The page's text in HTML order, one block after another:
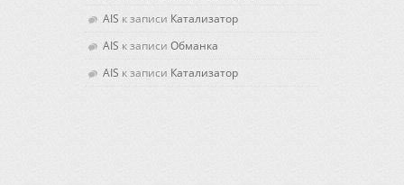
AIS к записи Катализатор
AIS к записи Обманка
AIS к записи Катализатор